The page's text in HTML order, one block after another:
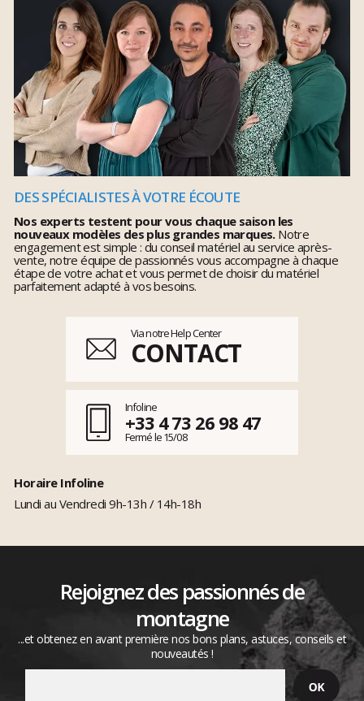
DES SPÉCIALISTES À VOTRE ÉCOUTE
Nos experts testent pour vous chaque saison les
nouveaux modèles des plus grandes marques.Notre
engagement est simple : du conseil matériel au service après-
vente, notre équipe de passionnés vous accompagne à chaque
étape de votre achat et vous permet de choisir du matériel
parfaitement adapté à vos besoins.
Via notre Help Center
CONTACT
Infoline
+33 4 73 26 98 47
Fermé le 15/08
Horaire Infoline
Lundi au Vendredi 9h-13h / 14h-18h
Rejoignez des passionnés de
montagne
...et obtenez en avant première nos bons plans, astuces, conseils et
nouveautés !